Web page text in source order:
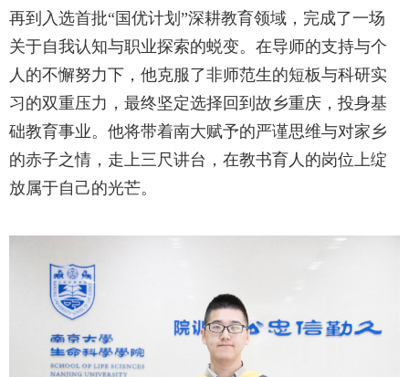
再到入选首批“国优计划”深耕教育领域，完成了一场
关于自我认知与职业探索的蜕变。在导师的支持与个
人的不懈努力下，他克服了非师范生的短板与科研实
习的双重压力，最终坚定选择回到故乡重庆，投身基
础教育事业。他将带着南大赋予的严谨思维与对家乡
的赤子之情，走上三尺讲台，在教书育人的岗位上绽
放属于自己的光芒。